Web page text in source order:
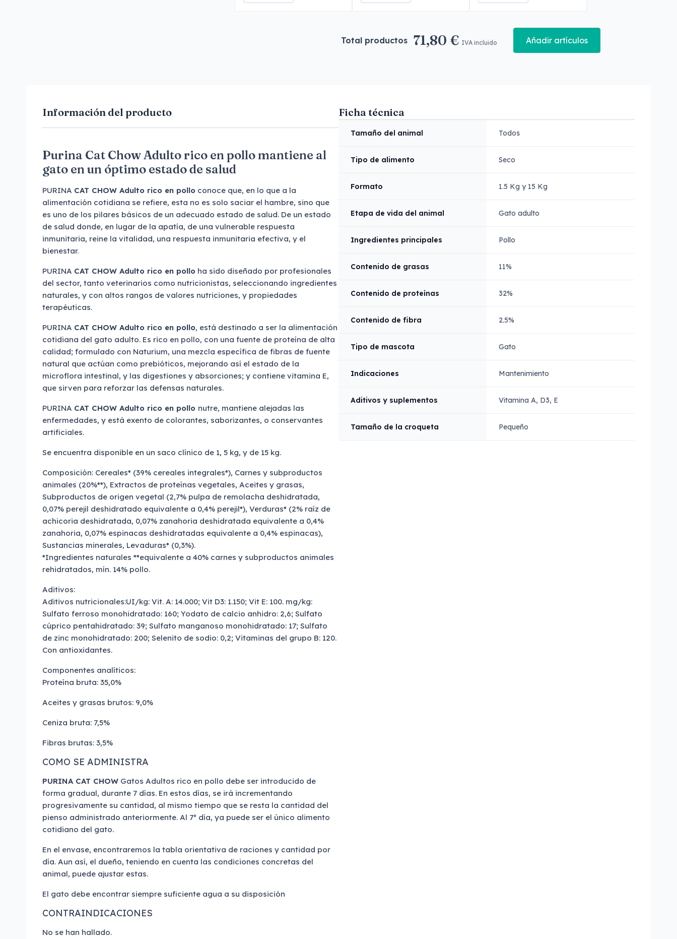
Total productos 71,80 € IVA incluido Añadir artículos
Información del producto
Purina Cat Chow Adulto rico en pollo mantiene al
gato en un óptimo estado de salud
PURINA CAT CHOW Adulto rico en pollo conoce que, en lo que a la
alimentación cotidiana se refiere, esta no es solo saciar el hambre, sino que
es uno de los pilares básicos de un adecuado estado de salud. De un estado
de salud donde, en lugar de la apatía, de una vulnerable respuesta
inmunitaria, reine la vitalidad, una respuesta inmunitaria efectiva, y el
bienestar.
PURINA CAT CHOW Adulto rico en pollo ha sido diseñado por profesionales
del sector, tanto veterinarios como nutricionistas, seleccionando ingredientes
naturales, y con altos rangos de valores nutriciones, y propiedades
terapéuticas.
PURINA CAT CHOW Adulto rico en pollo, está destinado a ser la alimentación
cotidiana del gato adulto. Es rico en pollo, con una fuente de proteína de alta
calidad; formulado con Naturium, una mezcla específica de fibras de fuente
natural que actúan como prebióticos, mejorando así el estado de la
microflora intestinal, y las digestiones y absorciones; y contiene vitamina E,
que sirven para reforzar las defensas naturales.
PURINA CAT CHOW Adulto rico en pollo nutre, mantiene alejadas las
enfermedades, y está exento de colorantes, saborizantes, o conservantes
artificiales.
Se encuentra disponible en un saco clínico de 1, 5 kg, y de 15 kg.
Composición: Cereales* (39% cereales integrales*), Carnes y subproductos
animales (20%**), Extractos de proteínas vegetales, Aceites y grasas,
Subproductos de origen vegetal (2,7% pulpa de remolacha deshidratada,
0,07% perejil deshidratado equivalente a 0,4% perejil*), Verduras* (2% raíz de
achicoria deshidratada, 0,07% zanahoria deshidratada equivalente a 0,4%
zanahoria, 0,07% espinacas deshidratadas equivalente a 0,4% espinacas),
Sustancias minerales, Levaduras* (0,3%).
*Ingredientes naturales **equivalente a 40% carnes y subproductos animales
rehidratados, mín. 14% pollo.
Aditivos:
Aditivos nutricionales:UI/kg: Vit. A: 14.000; Vit D3: 1.150; Vit E: 100. mg/kg:
Sulfato ferroso monohidratado: 160; Yodato de calcio anhidro: 2,6; Sulfato
cúprico pentahidratado: 39; Sulfato manganoso monohidratado: 17; Sulfato
de zinc monohidratado: 200; Selenito de sodio: 0,2; Vitaminas del grupo B: 120.
Con antioxidantes.
Componentes analíticos:
Proteína bruta: 35,0%
Aceites y grasas brutos: 9,0%
Ceniza bruta: 7,5%
Fibras brutas: 3,5%
COMO SE ADMINISTRA
PURINA CAT CHOW Gatos Adultos rico en pollo debe ser introducido de
forma gradual, durante 7 días. En estos días, se irá incrementando
progresivamente su cantidad, al mismo tiempo que se resta la cantidad del
pienso administrado anteriormente. Al 7º día, ya puede ser el único alimento
cotidiano del gato.
En el envase, encontraremos la tabla orientativa de raciones y cantidad por
día. Aun así, el dueño, teniendo en cuenta las condiciones concretas del
animal, puede ajustar estas.
El gato debe encontrar siempre suficiente agua a su disposición
CONTRAINDICACIONES
No se han hallado.
Ficha técnica
Tamaño del animal Todos
Tipo de alimento Seco
Formato 1.5 Kg y 15 Kg
Etapa de vida del animal Gato adulto
Ingredientes principales Pollo
Contenido de grasas 11%
Contenido de proteínas 32%
Contenido de fibra 2.5%
Tipo de mascota Gato
Indicaciones Mantenimiento
Aditivos y suplementos Vitamina A, D3, E
Tamaño de la croqueta Pequeño